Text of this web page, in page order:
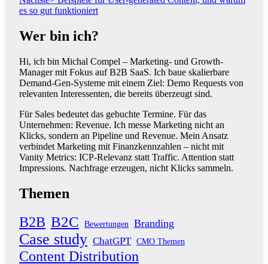
Beitrag:
es so gut funktioniert
Wer bin ich?
Hi, ich bin Michal Compel – Marketing- und Growth-
Manager mit Fokus auf B2B SaaS. Ich baue skalierbare
Demand-Gen-Systeme mit einem Ziel: Demo Requests von
relevanten Interessenten, die bereits überzeugt sind.
Für Sales bedeutet das gebuchte Termine. Für das
Unternehmen: Revenue. Ich messe Marketing nicht an
Klicks, sondern an Pipeline und Revenue. Mein Ansatz
verbindet Marketing mit Finanzkennzahlen – nicht mit
Vanity Metrics: ICP-Relevanz statt Traffic. Attention statt
Impressions. Nachfrage erzeugen, nicht Klicks sammeln.
Themen
B2B B2C Bewertungen Branding
Case study ChatGPT CMO Themen
Content Distribution